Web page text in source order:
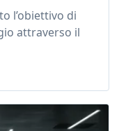
l’obiettivo di
attraverso il